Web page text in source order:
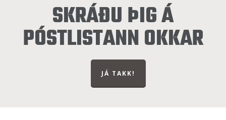
SKRÁÐU ÞIG Á
PÓSTLISTANN OKKAR
JÁ TAKK!